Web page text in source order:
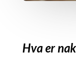
Hva er